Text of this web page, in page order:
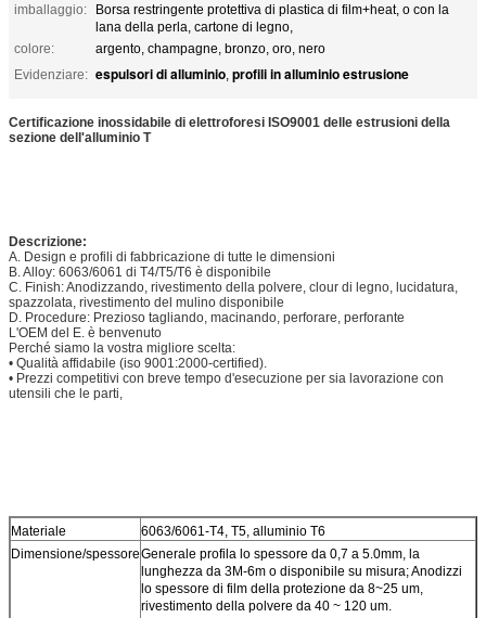
imballaggio:
Borsa restringente protettiva di plastica di film+heat, o con la
lana della perla, cartone di legno,
colore:
argento, champagne, bronzo, oro, nero
Evidenziare: espulsori di alluminio, profili in alluminio estrusione
Certificazione inossidabile di elettroforesi ISO9001 delle estrusioni della
sezione dell'alluminio T
Descrizione:
A. Design e profili di fabbricazione di tutte le dimensioni
B. Alloy: 6063/6061 di T4/T5/T6 è disponibile
C. Finish: Anodizzando, rivestimento della polvere, clour di legno, lucidatura,
spazzolata, rivestimento del mulino disponibile
D. Procedure: Prezioso tagliando, macinando, perforare, perforante
L'OEM del E. è benvenuto
Perché siamo la vostra migliore scelta:
• Qualità affidabile (iso 9001:2000-certified).
• Prezzi competitivi con breve tempo d'esecuzione per sia lavorazione con
utensili che le parti,
Materiale
6063/6061-T4, T5, alluminio T6
Dimensione/spessoreGenerale profila lo spessore da 0,7 a 5.0mm, la
lunghezza da 3M-6m o disponibile su misura; Anodizzi
lo spessore di film della protezione da 8~25 um,
rivestimento della polvere da 40 ~ 120 um.